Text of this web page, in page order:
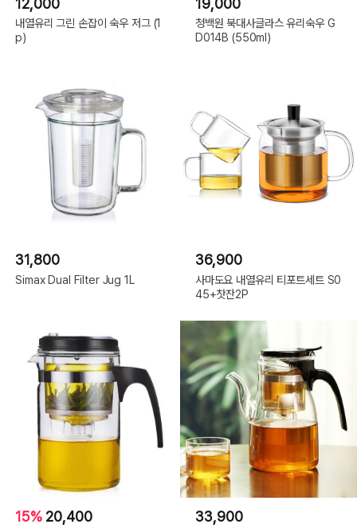
내열유리 그린 손잡이 숙우 저그 (1
p)
청백원 북대사글라스 유리숙우 G
D014B (550ml)
31,800
Simax Dual Filter Jug 1L
36,900
사마도요 내열유리 티포트세트 S0
45+찻잔2P
15% 20,400 33,900